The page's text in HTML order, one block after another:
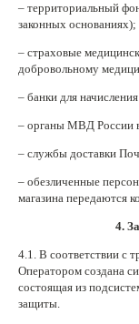
– территориальный
законных основаниях);
– страховые
добровольному
– банки для
– органы МВД России в
– службы доставки
– обезличенные
магазина передаются
4.
4.1. В соответствии с
Оператором создана
состоящая из
защиты.